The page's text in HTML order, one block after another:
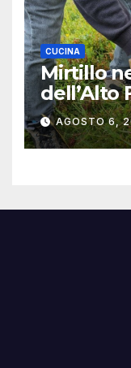
CUCINA
Mirtillo
dell’Alto
buono e
AGOSTO 6,